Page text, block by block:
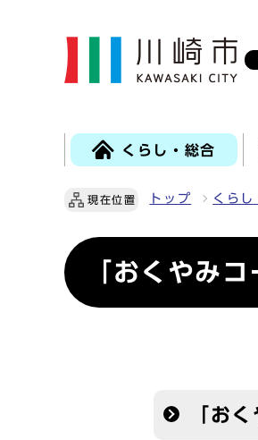
くらし・総合
現在位置 トップ くらし
「おくやみ
「お